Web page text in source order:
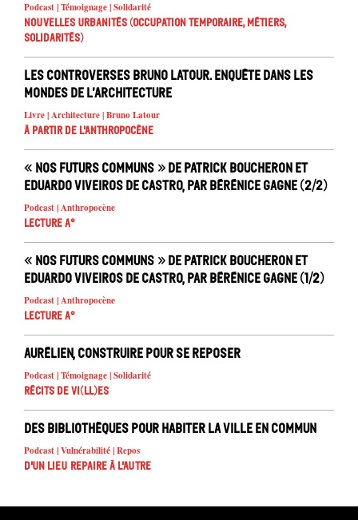
Podcast | Témoignage | Solidarité
Nouvelles urbanités (occupation temporaire, métiers,
solidarités)
Les controverses Bruno Latour. Enquête dans les
mondes de l’architecture
Livre | Architecture | Bruno Latour
À partir de l'anthropocène
« Nos futurs communs » de Patrick Boucheron et
Eduardo Viveiros de Castro, par Bérénice Gagne (2/2)
Podcast | Anthropocène
Lecture A°
« Nos futurs communs » de Patrick Boucheron et
Eduardo Viveiros de Castro, par Bérénice Gagne (1/2)
Podcast | Anthropocène
Lecture A°
Aurélien, construire pour se reposer
Podcast | Témoignage | Solidarité
Récits de Vi(ll)es
Des bibliothèques pour habiter la ville en commun
Podcast | Vulnérabilité | Repos
D'un lieu repaire à l'autre